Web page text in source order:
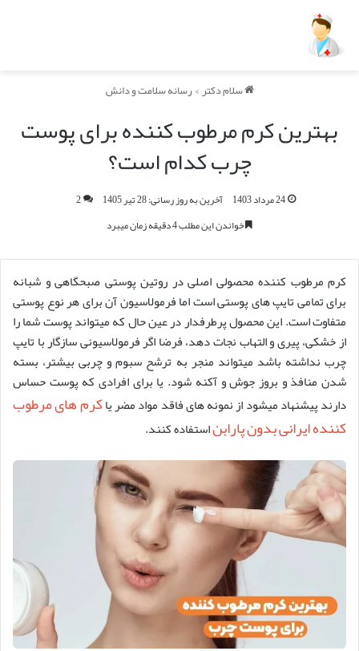
سلام دکتر>رسانه سلامت و دانش
بهترین کرم مرطوب کننده برای پوست
چرب کدام است؟
24 مرداد 1403 آخرین به روز رسانی: 28 تیر 1405
2
خواندن این مطلب 4 دقیقه زمان میبرد
کرم مرطوب کننده محصولی اصلی در روتین پوستی صبحگاهی و شبانه
برای تمامی تایپ های پوستی است اما فرمولاسیون آن‎ برای هر نوع پوستی
متفاوت است. این محصول پرطرفدار در عین حال که میتواند پوست شما را
از خشکی، پیری و التهاب نجات دهد، فرضا اگر فرمولاسیونی سازگار با تایپ
چرب نداشته باشد میتواند منجر به ترشح سبوم و چربی بیشتر، بسته
شدن منافذ و بروز جوش و آکنه شود. یا برای افرادی که پوست حساس
دارند پیشنهاد میشود از نمونه های فاقد مواد مضر یاکرم های مرطوب
کننده ایرانی بدون پارابناستفاده کنند.